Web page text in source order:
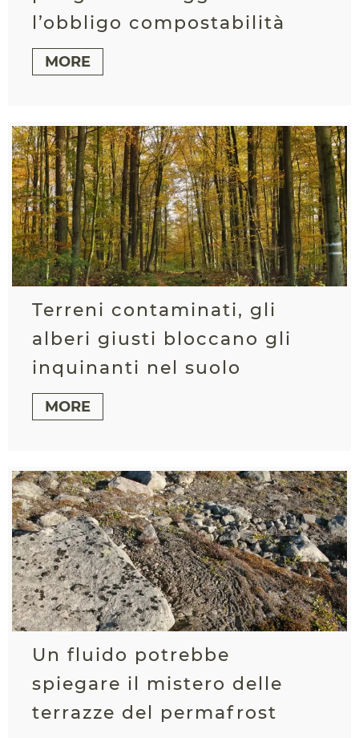
l’obbligo compostabilità
MORE
Terreni contaminati, gli
alberi giusti bloccano gli
inquinanti nel suolo
MORE
Un fluido potrebbe
spiegare il mistero delle
terrazze del permafrost